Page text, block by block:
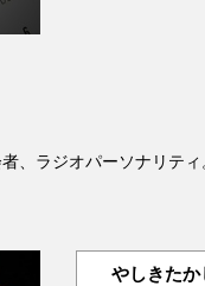
、ラジオパーソナリテ
やしきたか